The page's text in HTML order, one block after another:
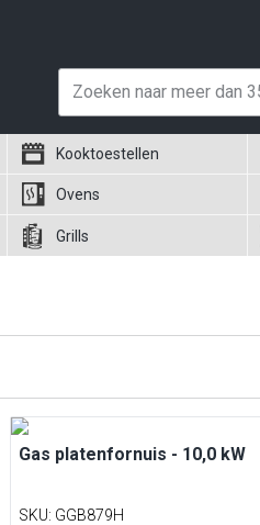
Kooktoestellen
Ovens
Grills
Gas platenfornuis - 10,0 kW
SKU: GGB879H